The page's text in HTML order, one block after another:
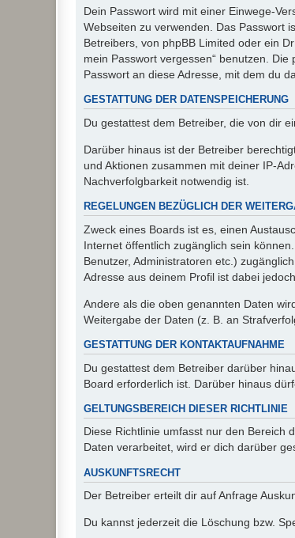
Dein Passwort wird mit einer Einwege-
Webseiten zu verwenden. Das Passwort
Betreibers, von phpBB Limited oder ein
mein Passwort vergessen“ benutzen.
Passwort an diese Adresse, mit dem du
GESTATTUNG DER DATENSPEICHERUNG
Du gestattest dem Betreiber, die von dir
Darüber hinaus ist der Betreiber
und Aktionen zusammen mit deiner IP-
Nachverfolgbarkeit notwendig ist.
REGELUNGEN BEZÜGLICH DER
Zweck eines Boards ist es, einen
Internet öffentlich zugänglich sein
Benutzer, Administratoren etc.)
Adresse aus deinem Profil ist dabei
Andere als die oben genannten Daten
Weitergabe der Daten (z. B. an
GESTATTUNG DER KONTAKTAUFNAHME
Du gestattest dem Betreiber darüber
Board erforderlich ist. Darüber hinaus
GELTUNGSBEREICH DIESER RICHTLINIE
Diese Richtlinie umfasst nur den Bereich
Daten verarbeitet, wird er dich darüber
AUSKUNFTSRECHT
Der Betreiber erteilt dir auf Anfrage
Du kannst jederzeit die Löschung bzw.